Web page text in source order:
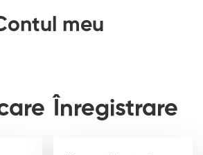
meu
Înregistrare